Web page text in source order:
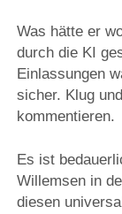
Was hätte er
durch die KI
Einlassungen
sicher. Klug
kommentieren.
Es ist
Willemsen in
diesen